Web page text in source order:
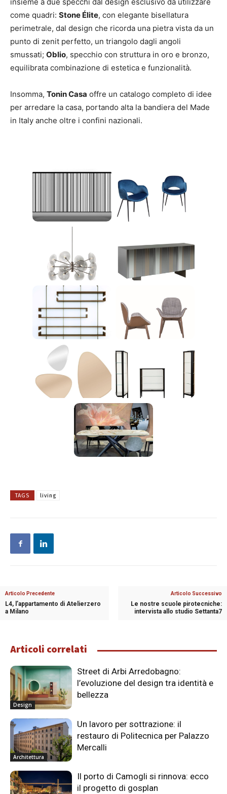
come quadri: Stone Élite, con elegante bisellatura
perimetrale, dal design che ricorda una pietra vista da un
punto di zenit perfetto, un triangolo dagli angoli
smussati; Oblio, specchio con struttura in oro e bronzo,
equilibrata combinazione di estetica e funzionalità.
Insomma, Tonin Casa offre un catalogo completo di idee
per arredare la casa, portando alta la bandiera del Made
in Italy anche oltre i confini nazionali.
TAGS living
Articolo Precedente
L4, l’appartamento di Atelierzero
a Milano
Articolo Successivo
Le nostre scuole pirotecniche:
intervista allo studio Settanta7
Articoli correlati
Design
Street di Arbi Arredobagno:
l’evoluzione del design tra identità e
bellezza
Architettura
Un lavoro per sottrazione: il
restauro di Politecnica per Palazzo
Mercalli
Il porto di Camogli si rinnova: ecco
il progetto di gosplan